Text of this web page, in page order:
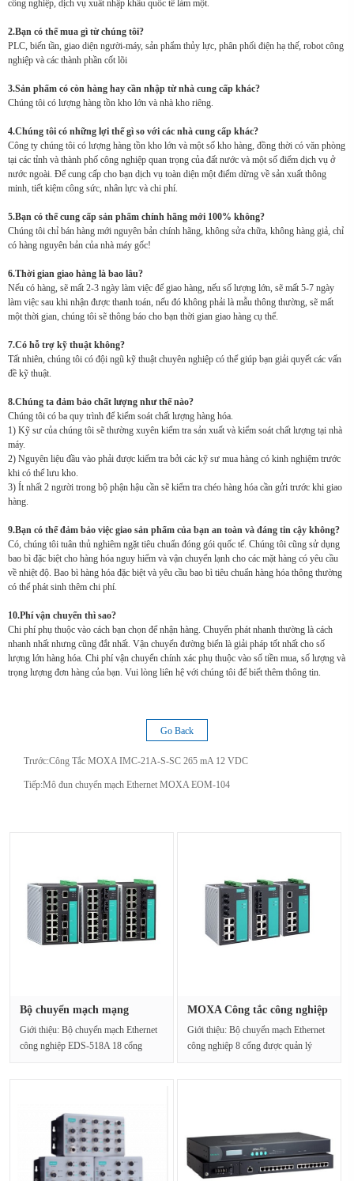
công nghiệp, dịch vụ xuất nhập khẩu quốc tế làm một.
2.Bạn có thể mua gì từ chúng tôi?
PLC, biến tần, giao diện người-máy, sản phẩm thủy lực, phân phối điện hạ thế, robot công
nghiệp và các thành phần cốt lõi
3.Sản phẩm có còn hàng hay cần nhập từ nhà cung cấp khác?
Chúng tôi có lượng hàng tồn kho lớn và nhà kho riêng.
4.Chúng tôi có những lợi thế gì so với các nhà cung cấp khác?
Công ty chúng tôi có lượng hàng tồn kho lớn và một số kho hàng, đồng thời có văn phòng
tại các tỉnh và thành phố công nghiệp quan trọng của đất nước và một số điểm dịch vụ ở
nước ngoài. Để cung cấp cho bạn dịch vụ toàn diện một điểm dừng về sản xuất thông
minh, tiết kiệm công sức, nhân lực và chi phí.
5.Bạn có thể cung cấp sản phẩm chính hãng mới 100% không?
Chúng tôi chỉ bán hàng mới nguyên bản chính hãng, không sửa chữa, không hàng giả, chỉ
có hàng nguyên bản của nhà máy gốc!
6.Thời gian giao hàng là bao lâu?
Nếu có hàng, sẽ mất 2-3 ngày làm việc để giao hàng, nếu số lượng lớn, sẽ mất 5-7 ngày
làm việc sau khi nhận được thanh toán, nếu đó không phải là mẫu thông thường, sẽ mất
một thời gian, chúng tôi sẽ thông báo cho bạn thời gian giao hàng cụ thể.
7.Có hỗ trợ kỹ thuật không?
Tất nhiên, chúng tôi có đội ngũ kỹ thuật chuyên nghiệp có thể giúp bạn giải quyết các vấn
đề kỹ thuật.
8.Chúng ta đảm bảo chất lượng như thế nào?
Chúng tôi có ba quy trình để kiểm soát chất lượng hàng hóa.
1) Kỹ sư của chúng tôi sẽ thường xuyên kiểm tra sản xuất và kiểm soát chất lượng tại nhà
máy.
2) Nguyên liệu đầu vào phải được kiểm tra bởi các kỹ sư mua hàng có kinh nghiệm trước
khi có thể lưu kho.
3) Ít nhất 2 người trong bộ phận hậu cần sẽ kiểm tra chéo hàng hóa cần gửi trước khi giao
hàng.
9.Bạn có thể đảm bảo việc giao sản phẩm của bạn an toàn và đáng tin cậy không?
Có, chúng tôi tuân thủ nghiêm ngặt tiêu chuẩn đóng gói quốc tế. Chúng tôi cũng sử dụng
bao bì đặc biệt cho hàng hóa nguy hiểm và vận chuyển lạnh cho các mặt hàng có yêu cầu
về nhiệt độ. Bao bì hàng hóa đặc biệt và yêu cầu bao bì tiêu chuẩn hàng hóa thông thường
có thể phát sinh thêm chi phí.
10.Phí vận chuyển thì sao?
Chi phí phụ thuộc vào cách bạn chọn để nhận hàng. Chuyển phát nhanh thường là cách
nhanh nhất nhưng cũng đắt nhất. Vận chuyển đường biển là giải pháp tốt nhất cho số
lượng lớn hàng hóa. Chi phí vận chuyển chính xác phụ thuộc vào số tiền mua, số lượng và
trọng lượng đơn hàng của bạn. Vui lòng liên hệ với chúng tôi để biết thêm thông tin.
Go Back
Trước:Công Tắc MOXA IMC-21A-S-SC 265 mA 12 VDC
Tiếp:Mô đun chuyển mạch Ethernet MOXA EOM-104
Bộ chuyển mạch mạng
Giới thiệu: Bộ chuyển mạch Ethernet
công nghiệp EDS-518A 18 cổng
MOXA Công tắc công nghiệp
Giới thiệu: Bộ chuyển mạch Ethernet
công nghiệp 8 cổng được quản lý